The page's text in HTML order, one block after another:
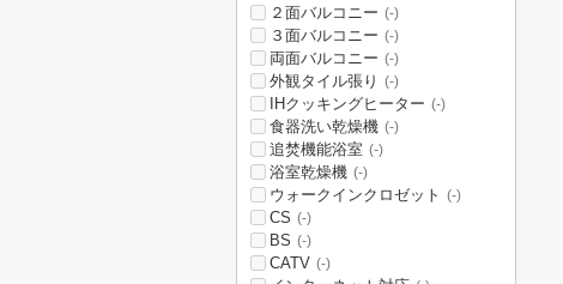
２面バルコニー (-)
３面バルコニー (-)
両面バルコニー (-)
外観タイル張り (-)
IHクッキングヒーター (-)
食器洗い乾燥機 (-)
追焚機能浴室 (-)
浴室乾燥機 (-)
ウォークインクロゼット (-)
CS (-)
BS (-)
CATV (-)